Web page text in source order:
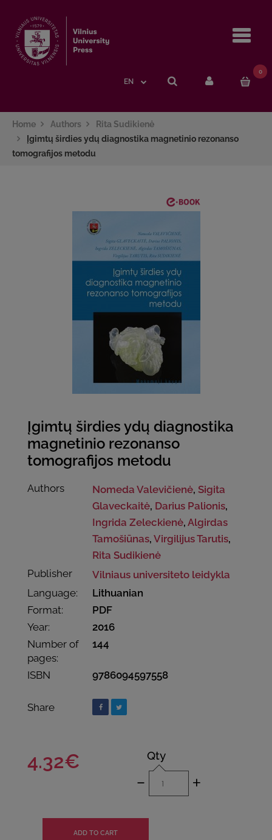
EN
0
Home Authors
Rita Sudikienė
Įgimtų širdies ydų diagnostika magnetinio rezonanso
tomografijos metodu
Įgimtų širdies ydų diagnostika
magnetinio rezonanso
tomografijos metodu
Authors Nomeda Valevičienė,Sigita
Glaveckaitė, Darius Palionis,
Ingrida Zeleckienė,Algirdas
Tamošiūnas,Virgilijus Tarutis,
Rita Sudikienė
Publisher
Vilniaus universiteto leidykla
Language:
Lithuanian
Format:
PDF
Year:
2016
Number of
pages:
144
ISBN 9786094597558
Share
4.32€ Qty
- +